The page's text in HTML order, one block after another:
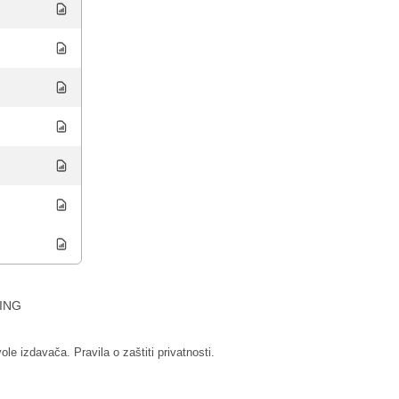
izdavača. Pravila o zaštiti privatnosti.